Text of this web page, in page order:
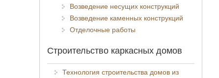
Возведение несущих конструкций
Возведение каменных конструкций
Отделочные работы
Строительство каркасных домов
Технология строительства домов из